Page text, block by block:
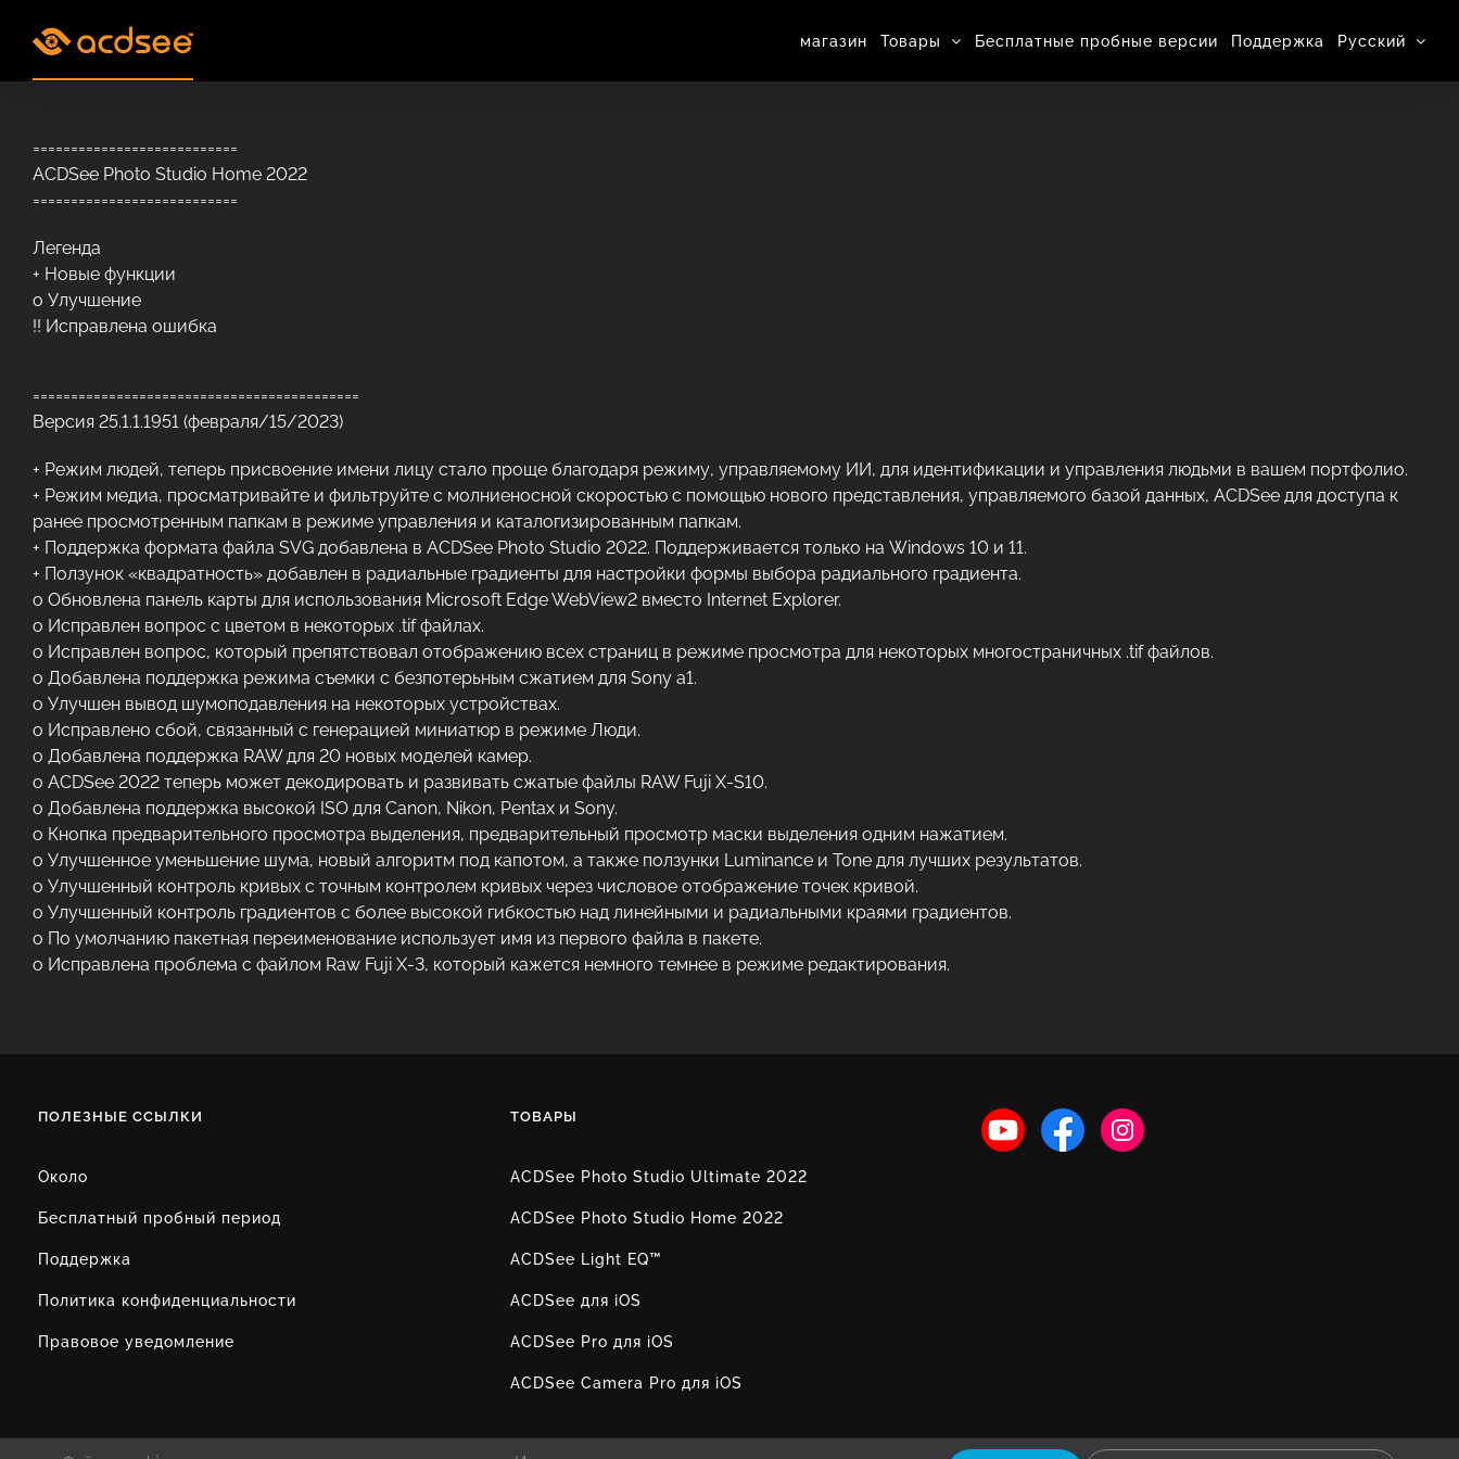
магазин Товары Бесплатные пробные версии Поддержка Pусский
===========================
ACDSee Photo Studio Home 2022
===========================
Легенда
+ Новые функции
o Улучшение
!! Исправлена ​​ошибка
===========================================
Версия 25.1.1.1951 (февраля/15/2023)
+ Режим людей, теперь присвоение имени лицу стало проще благодаря режиму, управляемому ИИ, для идентификации и управления людьми в вашем портфолио.
+ Режим медиа, просматривайте и фильтруйте с молниеносной скоростью с помощью нового представления, управляемого базой данных, ACDSee для доступа к
ранее просмотренным папкам в режиме управления и каталогизированным папкам.
+ Поддержка формата файла SVG добавлена в ACDSee Photo Studio 2022. Поддерживается только на Windows 10 и 11.
+ Ползунок «квадратность» добавлен в радиальные градиенты для настройки формы выбора радиального градиента.
o Обновлена панель карты для использования Microsoft Edge WebView2 вместо Internet Explorer.
o Исправлен вопрос с цветом в некоторых .tif файлах.
o Исправлен вопрос, который препятствовал отображению всех страниц в режиме просмотра для некоторых многостраничных .tif файлов.
o Добавлена поддержка режима съемки с безпотерьным сжатием для Sony a1.
o Улучшен вывод шумоподавления на некоторых устройствах.
o Исправлено сбой, связанный с генерацией миниатюр в режиме Люди.
o Добавлена поддержка RAW для 20 новых моделей камер.
o ACDSee 2022 теперь может декодировать и развивать сжатые файлы RAW Fuji X-S10.
o Добавлена поддержка высокой ISO для Canon, Nikon, Pentax и Sony.
o Кнопка предварительного просмотра выделения, предварительный просмотр маски выделения одним нажатием.
o Улучшенное уменьшение шума, новый алгоритм под капотом, а также ползунки Luminance и Tone для лучших результатов.
o Улучшенный контроль кривых с точным контролем кривых через числовое отображение точек кривой.
o Улучшенный контроль градиентов с более высокой гибкостью над линейными и радиальными краями градиентов.
o По умолчанию пакетная переименование использует имя из первого файла в пакете.
o Исправлена проблема с файлом Raw Fuji X-3, который кажется немного темнее в режиме редактирования.
ПОЛЕЗНЫЕ ССЫЛКИ
Около
Бесплатный пробный период
Поддержка
Политика конфиденциальности
Правовое уведомление
ТОВАРЫ
ACDSee Photo Studio Ultimate 2022
ACDSee Photo Studio Home 2022
ACDSee Light EQ™
ACDSee для iOS
ACDSee Pro для iOS
ACDSee Camera Pro для iOS